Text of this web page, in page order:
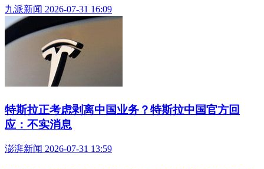
九派新闻 2026-07-31 16:09
特斯拉正考虑剥离中国业务？特斯拉中国官方回
应：不实消息
澎湃新闻 2026-07-31 13:59